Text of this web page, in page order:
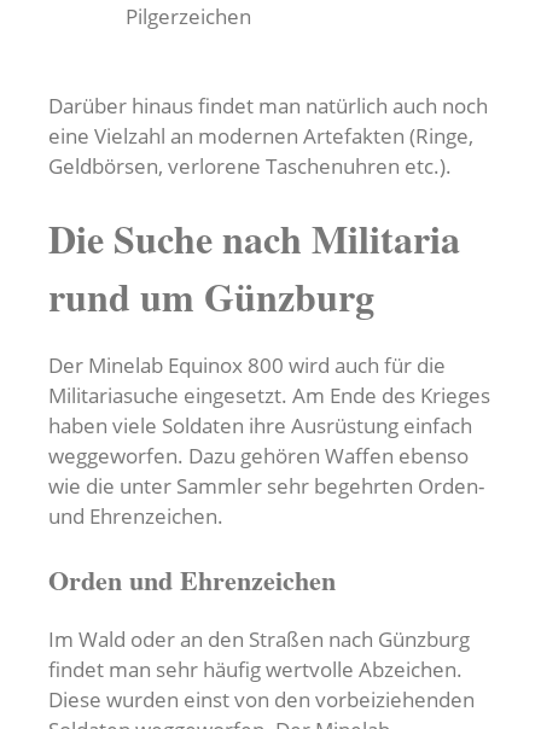
Pilgerzeichen
Darüber hinaus findet man natürlich auch noch
eine Vielzahl an modernen Artefakten (Ringe,
Geldbörsen, verlorene Taschenuhren etc.).
Die Suche nach Militaria
rund um Günzburg
Der Minelab Equinox 800 wird auch für die
Militariasuche eingesetzt. Am Ende des Krieges
haben viele Soldaten ihre Ausrüstung einfach
weggeworfen. Dazu gehören Waffen ebenso
wie die unter Sammler sehr begehrten Orden-
und Ehrenzeichen.
Orden und Ehrenzeichen
Im Wald oder an den Straßen nach Günzburg
findet man sehr häufig wertvolle Abzeichen.
Diese wurden einst von den vorbeiziehenden